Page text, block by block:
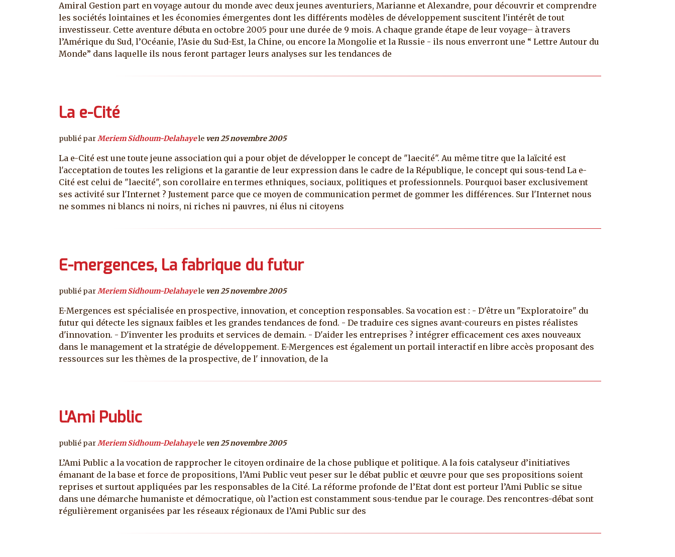
Amiral Gestion part en voyage autour du monde avec deux jeunes aventuriers, Marianne et Alexandre, pour découvrir et comprendre
les sociétés lointaines et les économies émergentes dont les différents modèles de développement suscitent l'intérêt de tout
investisseur. Cette aventure débuta en octobre 2005 pour une durée de 9 mois. A chaque grande étape de leur voyage– à travers
l’Amérique du Sud, l’Océanie, l’Asie du Sud-Est, la Chine, ou encore la Mongolie et la Russie - ils nous enverront une “ Lettre Autour du
Monde” dans laquelle ils nous feront partager leurs analyses sur les tendances de
La e-Cité
publié parMeriem Sidhoum-Delahayele ven 25 novembre 2005
La e-Cité est une toute jeune association qui a pour objet de développer le concept de "laecité". Au même titre que la laïcité est
l'acceptation de toutes les religions et la garantie de leur expression dans le cadre de la République, le concept qui sous-tend La e-
Cité est celui de "laecité", son corollaire en termes ethniques, sociaux, politiques et professionnels. Pourquoi baser exclusivement
ses activité sur l'Internet ? Justement parce que ce moyen de communication permet de gommer les différences. Sur l'Internet nous
ne sommes ni blancs ni noirs, ni riches ni pauvres, ni élus ni citoyens
E-mergences, La fabrique du futur
publié par Meriem Sidhoum-Delahayele ven 25 novembre 2005
E-Mergences est spécialisée en prospective, innovation, et conception responsables. Sa vocation est : - D'être un "Exploratoire" du
futur qui détecte les signaux faibles et les grandes tendances de fond. - De traduire ces signes avant-coureurs en pistes réalistes
d'innovation. - D'inventer les produits et services de demain. - D'aider les entreprises ? intégrer efficacement ces axes nouveaux
dans le management et la stratégie de développement. E-Mergences est également un portail interactif en libre accès proposant des
ressources sur les thèmes de la prospective, de l' innovation, de la
L'Ami Public
publié parMeriem Sidhoum-Delahayele ven 25 novembre 2005
L’Ami Public a la vocation de rapprocher le citoyen ordinaire de la chose publique et politique. A la fois catalyseur d’initiatives
émanant de la base et force de propositions, l’Ami Public veut peser sur le débat public et œuvre pour que ses propositions soient
reprises et surtout appliquées par les responsables de la Cité. La réforme profonde de l’Etat dont est porteur l’Ami Public se situe
dans une démarche humaniste et démocratique, où l’action est constamment sous-tendue par le courage. Des rencontres-débat sont
régulièrement organisées par les réseaux régionaux de l’Ami Public sur des